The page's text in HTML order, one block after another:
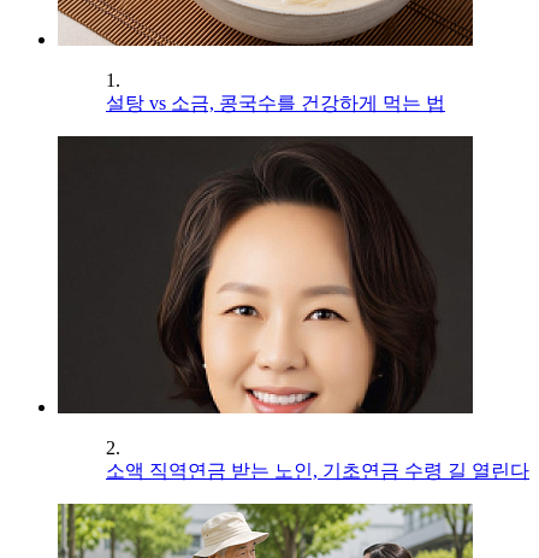
1.
설탕 vs 소금, 콩국수를 건강하게 먹는 법
2.
소액 직역연금 받는 노인, 기초연금 수령 길 열린다